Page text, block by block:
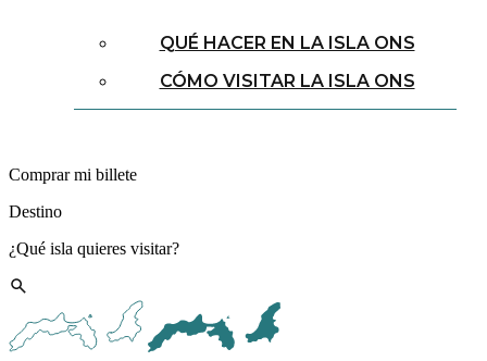
QUÉ HACER EN LA ISLA ONS
CÓMO VISITAR LA ISLA ONS
Comprar mi billete
Destino
¿Qué isla quieres visitar?